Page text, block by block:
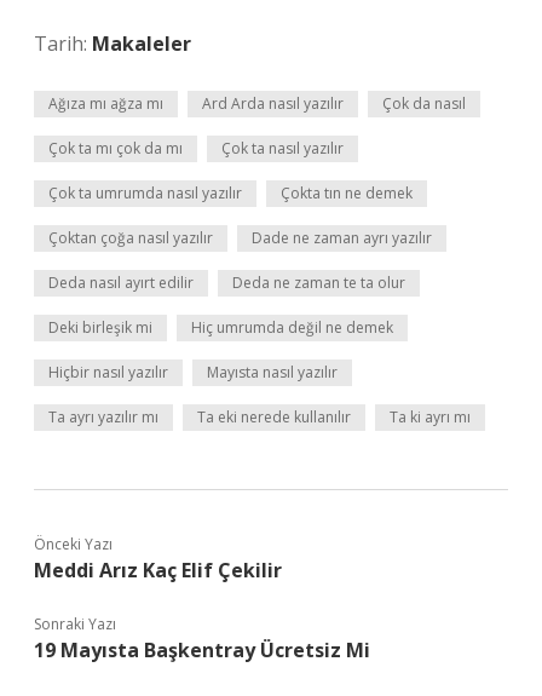
Tarih: Makaleler
Ağıza mı ağza mı Ard Arda nasıl yazılır Çok da nasıl
Çok ta mı çok da mı Çok ta nasıl yazılır
Çok ta umrumda nasıl yazılır Çokta tın ne demek
Çoktan çoğa nasıl yazılır Dade ne zaman ayrı yazılır
Deda nasıl ayırt edilir Deda ne zaman te ta olur
Deki birleşik mi Hiç umrumda değil ne demek
Hiçbir nasıl yazılır Mayısta nasıl yazılır
Ta ayrı yazılır mı Ta eki nerede kullanılır Ta ki ayrı mı
Önceki Yazı
Meddi Arız Kaç Elif Çekilir
Sonraki Yazı
19 Mayısta Başkentray Ücretsiz Mi